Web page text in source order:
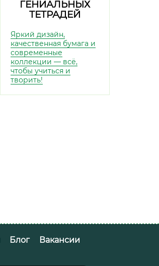
ГЕНИАЛЬНЫХ
ТЕТРАДЕЙ
Яркий дизайн,
качественная бумага и
современные
коллекции — всё,
чтобы учиться и
творить!
Блог
Вакансии